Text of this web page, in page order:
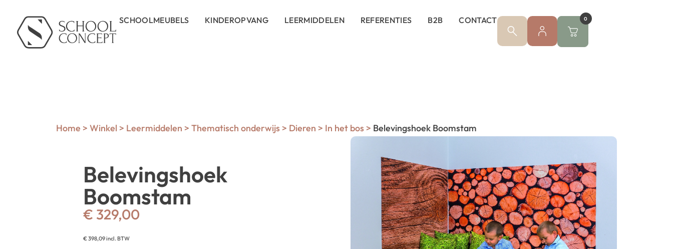
SCHOOLMEUBELS KINDEROPVANG LEERMIDDELEN REFERENTIES B2B CONTACT 0
Home > Winkel > Leermiddelen > Thematisch onderwijs > Dieren > In het bos > Belevingshoek Boomstam
Belevingshoek
Boomstam
€ 329,00
€398,09incl. BTW